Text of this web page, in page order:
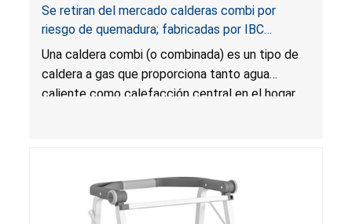
Se retiran del mercado calderas combi por
riesgo de quemadura; fabricadas por IBC
Technologies
Una caldera combi (o combinada) es un tipo de
caldera a gas que proporciona tanto agua
caliente como calefacción central en el hogar.